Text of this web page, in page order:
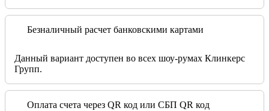
Безналичный расчет банковскими картами
Данный вариант доступен во всех шоу-румах Клинкерс
Групп.
Оплата счета через QR код или СБП QR код